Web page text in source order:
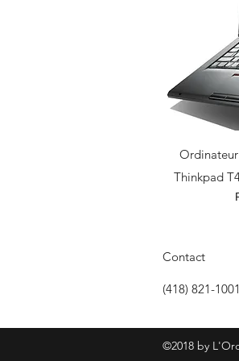
Thinkpad
Contact
(418) 821-1001
©2018 by